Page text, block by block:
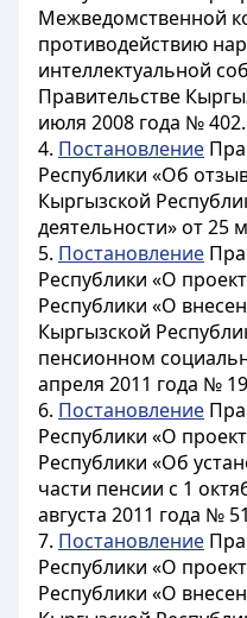
Межведомственной
противодействию
интеллектуальной
Правительстве
июля 2008 года № 402.
4. Постановление
Республики «Об
Кыргызской
деятельности» от 25
5. Постановление
Республики «О
Республики «О
Кыргызской
пенсионном
апреля 2011 года №
6. Постановление
Республики «О
Республики «Об
части пенсии с 1
августа 2011 года №
7. Постановление
Республики «О
Республики «О